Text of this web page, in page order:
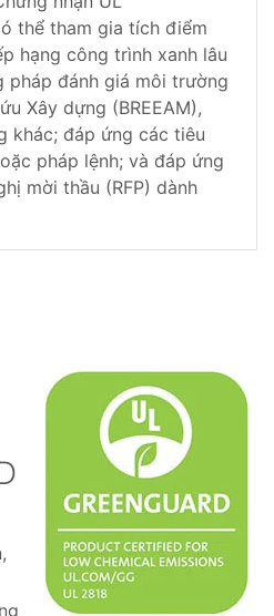
thể tham gia tích điểm
hạng công trình xanh lâu
pháp đánh giá môi trường
Xây dựng (BREEAM),
khác; đáp ứng các tiêu
pháp lệnh; và đáp ứng
mời thầu (RFP) dành